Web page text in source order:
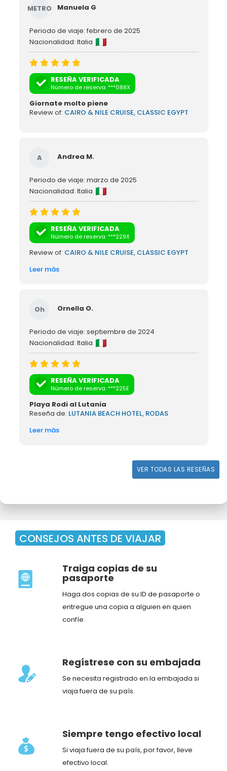
METRO Manuela G
Periodo de viaje: febrero de 2025
Nacionalidad: Italia
RESEÑA VERIFICADA
Número de reserva: ***088X
Giornate molto piene
Review of: CAIRO & NILE CRUISE, CLASSIC EGYPT
A Andrea M.
Periodo de viaje: marzo de 2025
Nacionalidad: Italia
RESEÑA VERIFICADA
Número de reserva: ***229X
Review of: CAIRO & NILE CRUISE, CLASSIC EGYPT
Leer más
Oh Ornella O.
Periodo de viaje: septiembre de 2024
Nacionalidad: Italia
RESEÑA VERIFICADA
Número de reserva: ***225E
Playa Rodi al Lutania
Reseña de: LUTANIA BEACH HOTEL, RODAS
Leer más
VER TODAS LAS RESEÑAS
CONSEJOS ANTES DE VIAJAR
Traiga copias de su
pasaporte
Haga dos copias de su ID de pasaporte o
entregue una copia a alguien en quien
confíe.
Regístrese con su embajada
Se necesita registrado en la embajada si
viaja fuera de su país.
Siempre tengo efectivo local
Si viaja fuera de su país, por favor, lleve
efectivo local.